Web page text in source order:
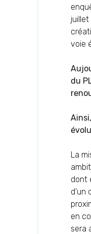
voie
du
La
dont
d’un
en
sera